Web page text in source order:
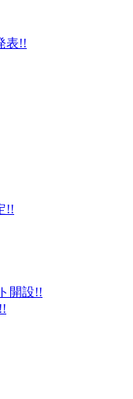
表!!
!!
開設!!